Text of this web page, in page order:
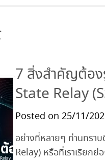
7 สิ่งสำคัญต้อง
State Relay
Posted on 25/11/
อย่างที่หลายๆ ท่านทรา
Relay) หรือที่เราเรียกย่